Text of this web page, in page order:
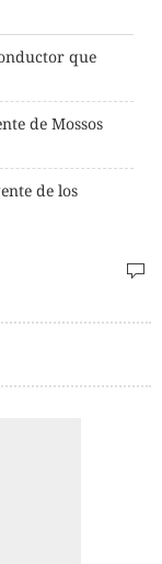
que
de Mossos
de los